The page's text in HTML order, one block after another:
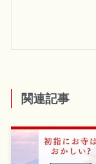
関連記事